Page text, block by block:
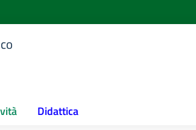
Didattica